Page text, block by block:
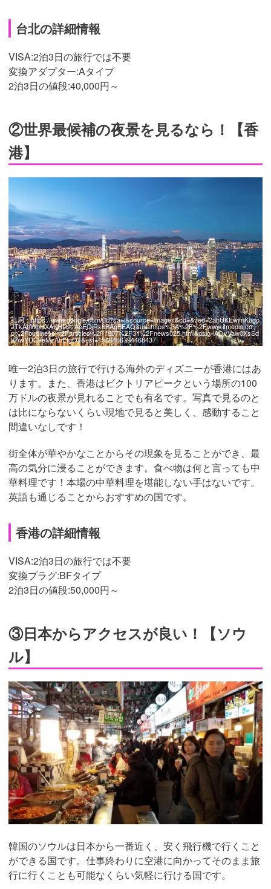
台北の詳細情報
VISA:2泊3日の旅行では不要
変換アダプター:Aタイプ
2泊3日の値段:40,000円～
②世界最候補の夜景を見るなら！【香
港】
引用：https://www.google.com/url?sa=i&source=images&cd=&ved=2ahUKEwjfnKugo
JTkAhWbHXAKHR2_AeEQjRx6BAgBEAQ&url=https%3A%2F%2Fwww.itmedia.co.j
p%2Fbusiness%2Farticles%2F1807%2F31%2Fnews025.html&psig=AOvVaw0XsSd
KAwYDC9eMzAhEfgOy&ust=1566486794468437
唯一2泊3日の旅行で行ける海外のディズニーが香港にはあ
ります。また、香港はビクトリアピークという場所の100
万ドルの夜景が見れることでも有名です。写真で見るのと
は比にならないくらい現地で見ると美しく、感動すること
間違いなしです！
街全体が華やかなことからその現象を見ることができ、最
高の気分に浸ることができます。食べ物は何と言っても中
華料理です！本場の中華料理を堪能しない手はないです。
英語も通じることからおすすめの国です。
香港の詳細情報
VISA:2泊3日の旅行では不要
変換プラグ:BFタイプ
2泊3日の値段:50,000円～
③日本からアクセスが良い！【ソウ
ル】
韓国のソウルは日本から一番近く、安く飛行機で行くこと
ができる国です。仕事終わりに空港に向かってそのまま旅
行に行くことも可能なくらい気軽に行ける国です。